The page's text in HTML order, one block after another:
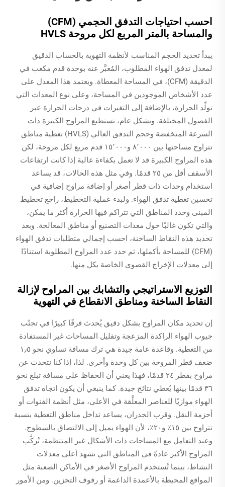
احسب احتياجات التدفق الحجمي (CFM)
والمساحة بالمتر المربع لكل مروحة HVLS
يبدأ تحديد الحجم المناسب لأنظمة التهوية بالحساب الدقيق
لمعدل تدفق الهواء المطلوب، المُعبَّر عنه بوحدة قدم مكعب في
الدقيقة (CFM)، في المساحة المعطاة. ويعتمد هذا المعدل على
عدد الأشخاص الموجودين في المساحة، وعلى نوع المعدات التي
تولِّد الحرارة، بالإضافة إلى التغيرات في درجات الحرارة عبر
الفصول المختلفة. وبشكل عام، تستطيع المراوح الكبيرة ذات
السرعة المنخفضة وحجم التدفق العالي (HVLS) تغطية مناطق
تتراوح مساحتها بين ٨٬٠٠٠ و١٥٬٠٠٠ قدم مربع لكل مروحة، لكن
هذه المراوح الكبيرة قد لا تعمل بكفاءة عالية إذا كانت ارتفاعات
الأسقف أقل من ٢٥ قدمًا. وفي مثل هذه الحالات، قد يساعد
استخدام وحدات ذات قطر أصغر أو إضافة مراوح إضافية في
تحسين تغطية تدفق الهواء. ولبدء عملية التخطيط، راجع تخطيط
المبنى وحدد المناطق التي تتراكم فيها الحرارة أكثر ما يمكن،
والتي تكون غالبًا حول معدات التصنيع أو مناطق المعالجة. وبعد
تحديد هذه النقاط الساخنة، احسب إجمالي متطلبات تدفق الهواء
(CFM) للمساحة بأكملها، ثم حدد عدد المراوح المطلوبة استنادًا
إلى معدلات الإخراج القصوى الخاصة بكل منها.
التوزيع الاستراتيجي والتشابك بين المراوح لإزالة
النقاط الساخنة ومناطق الانقطاع في التهوية
إن تحديد مكان المراوح بشكل دقيق يُحدث فرقًا كبيرًا في تجنّب
جيوب الهواء الراكدة المزعجة وتقليل المساحات غير المستفادة
من التغطية. وقاعدة عامة جيدة هي ترك مسافة تساوي نحو ١٫٥
ضعف قطر المروحة بين كل وحدة وأخرى. لذا، إذا كنا نتحدث عن
مراوح بقطر ٢٤ قدمًا، فهذا يعني أن الحفاظ على مسافة تبلغ نحو
٣٦ قدمًا بينها يُعطي نتائج جيدة. كما ينبغي أن يكون اتجاه تدفق
الهواء موازيًا للعناصر المعلَّقة في الأعلى، مثل أنظمة القنوات أو
أحزمة النقل. وقرب الجدران، يساعد تداخل مناطق التغطية بنسبة
تتراوح بين ١٥٪ و٢٠٪، لأن الهواء يميل إلى الالتصاق بالسطوح.
وعند التعامل مع المساحات ذات الأشكال غير المنتظمة، تُركَّب
المراوح الأكبر عادةً في المناطق التي تشهد أعلى معدلات
النشاط، بينما تُستخدم المراوح الأصغر في الأماكن الصعبة مثل
المواقع المحيطة بالأعمدة الداعمة أو رفوف التخزين. ومن الأمور